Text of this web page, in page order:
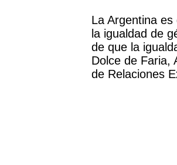
La Argentina
la igualdad de
de que la
Dolce de Faria,
de Relaciones